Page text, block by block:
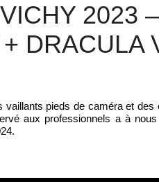
2023 –
DRACULA
pieds de caméra et des
aux professionnels a à nous